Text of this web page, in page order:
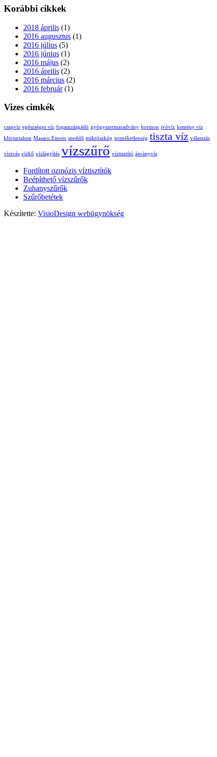
Korábbi cikkek
2018 április (1)
2016 augusztus (1)
2016 július (5)
2016 június (1)
2016 május (2)
2016 április (2)
2016 március (2)
2016 február(1)
Vizes cimkék
csapvíz egészséges víz fogamzásgátló gyógyszermaradvány hormon ivóvíz kemény víz
klórtartalom Masaru Emoto meddő mikrószkóp terméketlenség tiszta víz választás
vízivás vízkő vízlágyítás vízszűrő víztisztító ásványvíz
Fordított ozmózis víztisztítók
Beépíthető vízszűrők
Zuhanyszűrők
Szűrőbetétek
Készítette: VisioDesign webügynökség